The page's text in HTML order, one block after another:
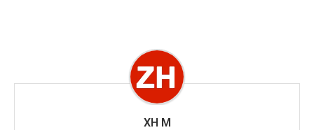
XH M